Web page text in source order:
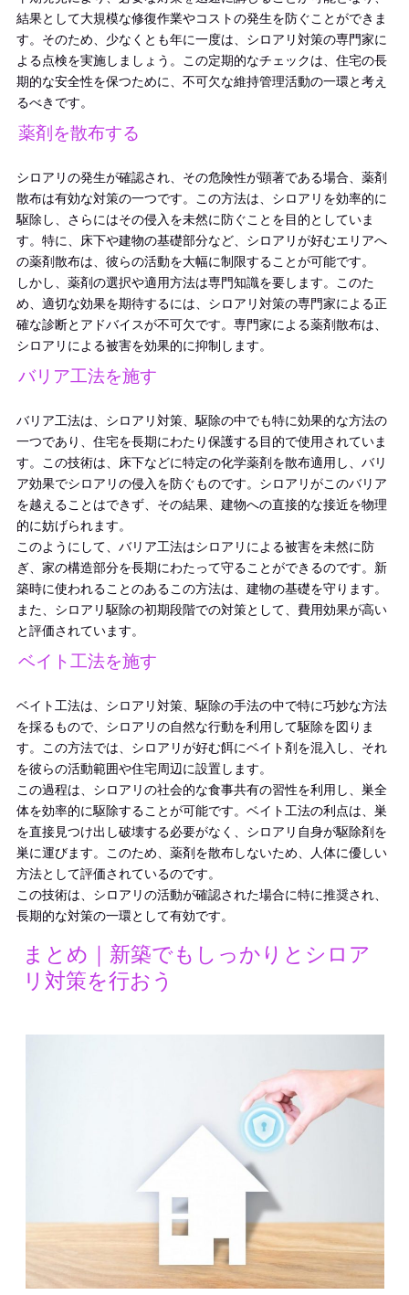
結果として大規模な修復作業やコストの発生を防ぐことができま
す。そのため、少なくとも年に一度は、シロアリ対策の専門家に
よる点検を実施しましょう。この定期的なチェックは、住宅の長
期的な安全性を保つために、不可欠な維持管理活動の一環と考え
るべきです。
薬剤を散布する
シロアリの発生が確認され、その危険性が顕著である場合、薬剤
散布は有効な対策の一つです。この方法は、シロアリを効率的に
駆除し、さらにはその侵入を未然に防ぐことを目的としていま
す。特に、床下や建物の基礎部分など、シロアリが好むエリアへ
の薬剤散布は、彼らの活動を大幅に制限することが可能です。
しかし、薬剤の選択や適用方法は専門知識を要します。このた
め、適切な効果を期待するには、シロアリ対策の専門家による正
確な診断とアドバイスが不可欠です。専門家による薬剤散布は、
シロアリによる被害を効果的に抑制します。
バリア工法を施す
バリア工法は、シロアリ対策、駆除の中でも特に効果的な方法の
一つであり、住宅を長期にわたり保護する目的で使用されていま
す。この技術は、床下などに特定の化学薬剤を散布適用し、バリ
ア効果でシロアリの侵入を防ぐものです。シロアリがこのバリア
を越えることはできず、その結果、建物への直接的な接近を物理
的に妨げられます。
このようにして、バリア工法はシロアリによる被害を未然に防
ぎ、家の構造部分を長期にわたって守ることができるのです。新
築時に使われることのあるこの方法は、建物の基礎を守ります。
また、シロアリ駆除の初期段階での対策として、費用効果が高い
と評価されています。
ベイト工法を施す
ベイト工法は、シロアリ対策、駆除の手法の中で特に巧妙な方法
を採るもので、シロアリの自然な行動を利用して駆除を図りま
す。この方法では、シロアリが好む餌にベイト剤を混入し、それ
を彼らの活動範囲や住宅周辺に設置します。
この過程は、シロアリの社会的な食事共有の習性を利用し、巣全
体を効率的に駆除することが可能です。ベイト工法の利点は、巣
を直接見つけ出し破壊する必要がなく、シロアリ自身が駆除剤を
巣に運びます。このため、薬剤を散布しないため、人体に優しい
方法として評価されているのです。
この技術は、シロアリの活動が確認された場合に特に推奨され、
長期的な対策の一環として有効です。
まとめ｜新築でもしっかりとシロア
リ対策を行おう